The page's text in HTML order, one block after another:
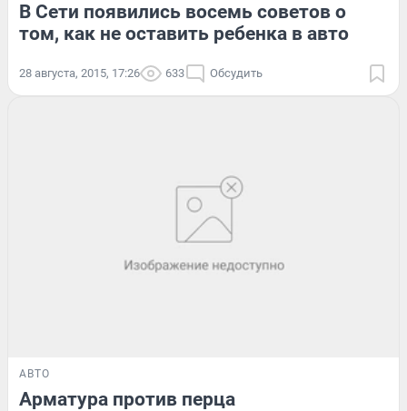
В Сети появились восемь советов о
том, как не оставить ребенка в авто
28 августа, 2015, 17:26 633 Обсудить
АВТО
Арматура против перца